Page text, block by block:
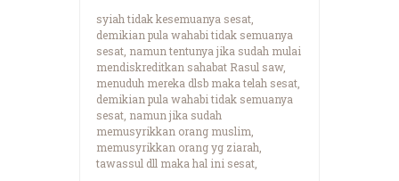
syiah tidak kesemuanya sesat,
demikian pula wahabi tidak semuanya
sesat, namun tentunya jika sudah mulai
mendiskreditkan sahabat Rasul saw,
menuduh mereka dlsb maka telah sesat,
demikian pula wahabi tidak semuanya
sesat, namun jika sudah
memusyrikkan orang muslim,
memusyrikkan orang yg ziarah,
tawassul dll maka hal ini sesat,